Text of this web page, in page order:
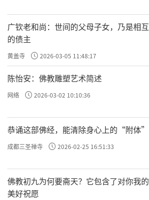
广钦老和尚：世间的父母子女，乃是相互
的债主
黄盖寺 2026-03-05 11:48:17
陈怡安：佛教雕塑艺术简述
网络 2026-03-02 10:10:36
恭诵这部佛经，能清除身心上的“附体”
成都三圣禅寺 2026-02-25 16:51:33
佛教初九为何要斋天？它包含了对你我的
美好祝愿